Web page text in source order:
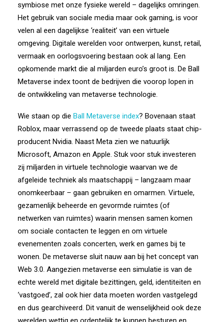
symbiose met onze fysieke wereld – dagelijks omringen.
Het gebruik van sociale media maar ook gaming, is voor
velen al een dagelijkse ‘realiteit’ van een virtuele
omgeving. Digitale werelden voor ontwerpen, kunst, retail,
vermaak en oorlogsvoering bestaan ook al lang. Een
opkomende markt die al miljarden euro’s groot is. De Ball
Metaverse index toont de bedrijven die voorop lopen in
de ontwikkeling van metaverse technologie.
Wie staan op die Ball Metaverse index? Bovenaan staat
Roblox, maar verrassend op de tweede plaats staat chip-
producent Nvidia. Naast Meta zien we natuurlijk
Microsoft, Amazon en Apple. Stuk voor stuk investeren
zij miljarden in virtuele technologie waarvan we de
afgeleide techniek als maatschappij – langzaam maar
onomkeerbaar – gaan gebruiken en omarmen. Virtuele,
gezamenlijk beheerde en gevormde ruimtes (of
netwerken van ruimtes) waarin mensen samen komen
om sociale contacten te leggen en om virtuele
evenementen zoals concerten, werk en games bij te
wonen. De metaverse sluit nauw aan bij het concept van
Web 3.0. Aangezien metaverse een simulatie is van de
echte wereld met digitale bezittingen, geld, identiteiten en
‘vastgoed’, zal ook hier data moeten worden vastgelegd
en dus gearchiveerd. Dit vanuit de wenselijkheid ook deze